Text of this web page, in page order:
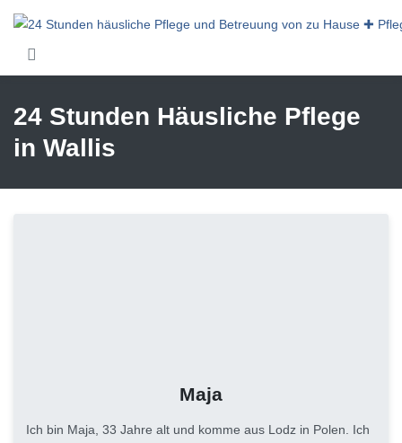
24 Stunden Häusliche Pflege
in Wallis
Maja
Ich bin Maja, 33 Jahre alt und komme aus Lodz in Polen. Ich